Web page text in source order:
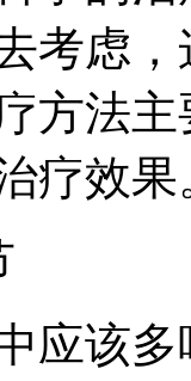
考虑
方法
疗效果
应该